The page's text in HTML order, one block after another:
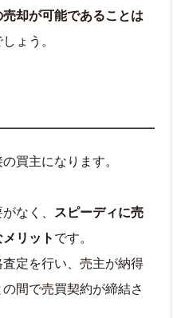
却が可能であることは
ょう。
買主になります。
なく、 スピーディに売
リットです。
定を行い、売主が納得
間で売買契約が締結さ